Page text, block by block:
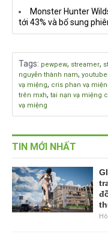
Monster Hunter
tới 43% và bổ sung
Tags: pewpew, streamer,
nguyễn thành nam,
vạ miệng, cris phan vạ
trên mxh, tai nạn vạ miệng
vạ miệng
TIN MỚI NHẤT